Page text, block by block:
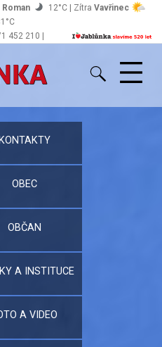
452 210 |
Roman 12°C | Zítra Vavřinec
stránky
KONTAKTY
OBEC
OBČAN
A INSTITUCE
A VIDEO